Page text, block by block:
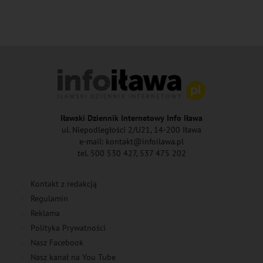
Iławski Dziennik Internetowy Info Iława
ul. Niepodległości 2/U21, 14-200 Iława
e-mail: kontakt@infoilawa.pl
tel. 500 530 427, 537 475 202
Kontakt z redakcją
Regulamin
Reklama
Polityka Prywatności
Nasz Facebook
Nasz kanał na You Tube